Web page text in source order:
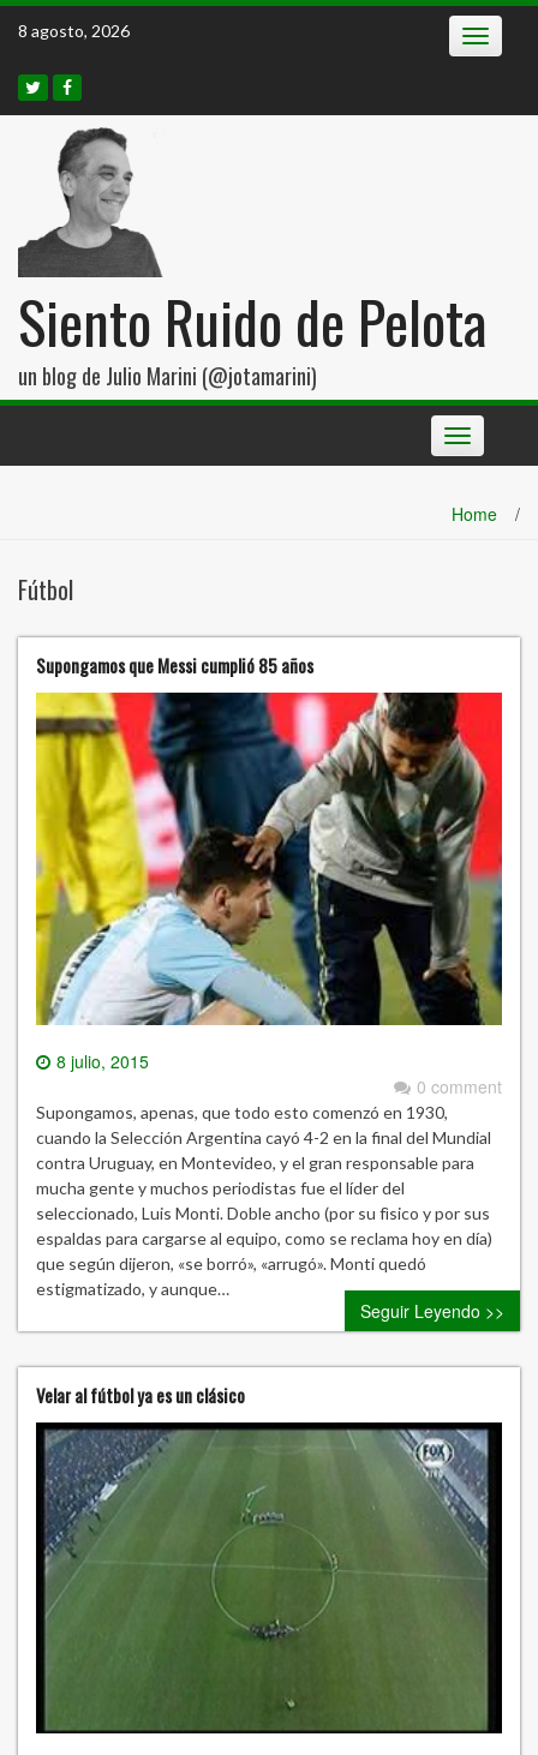
Skip
8 agosto, 2026 Toggle
Siento Ruido de Pelota
un blog de Julio Marini (@jotamarini)
Toggle
navigation
Home /
Fútbol
Supongamos que Messi cumplió 85 años
8 julio, 2015
0 comment
Supongamos, apenas, que todo esto comenzó en 1930,
cuando la Selección Argentina cayó 4-2 en la final del Mundial
contra Uruguay, en Montevideo, y el gran responsable para
mucha gente y muchos periodistas fue el líder del
seleccionado, Luis Monti. Doble ancho (por su fìsico y por sus
espaldas para cargarse al equipo, como se reclama hoy en día)
que según dijeron, «se borró», «arrugó». Monti quedó
estigmatizado, y aunque…
Seguir Leyendo >>
Velar al fútbol ya es un clásico